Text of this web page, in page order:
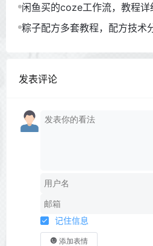
闲鱼买的coze工作流，教程详
粽子配方多套教程，配方技术
发表评论
记住信息
添加表情